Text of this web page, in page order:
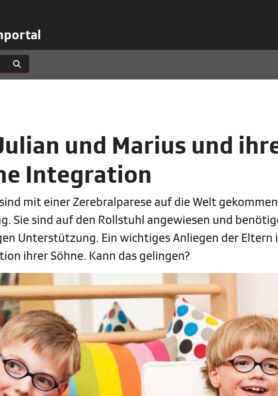
und Marius und
Integration
mit einer Zerebralparese auf die Welt
Sie sind auf den Rollstuhl angewiesen und
Unterstützung. Ein wichtiges Anliegen der Eltern
ihrer Söhne. Kann das gelingen?